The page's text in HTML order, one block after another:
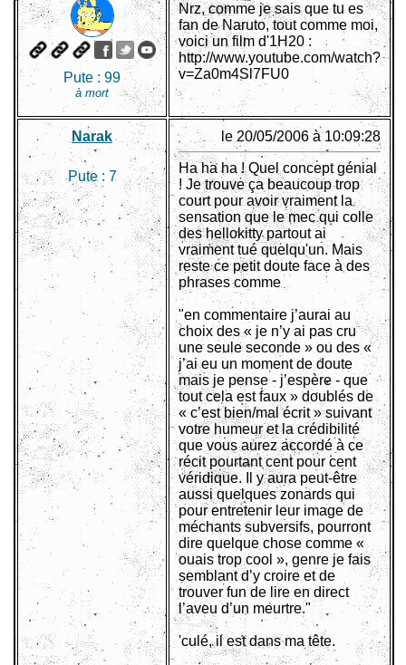
Pute : 99
à mort
Nrz, comme je sais que tu es
fan de Naruto, tout comme moi,
voici un film d'1H20 :
http://www.youtube.com/watch?
v=Za0m4Sl7FU0
Narak
Pute : 7
le 20/05/2006 à 10:09:28
Ha ha ha ! Quel concept génial
! Je trouve ça beaucoup trop
court pour avoir vraiment la
sensation que le mec qui colle
des hellokitty partout ai
vraiment tué quelqu'un. Mais
reste ce petit doute face à des
phrases comme
"en commentaire j’aurai au
choix des « je n’y ai pas cru
une seule seconde » ou des «
j’ai eu un moment de doute
mais je pense - j’espère - que
tout cela est faux » doublés de
« c’est bien/mal écrit » suivant
votre humeur et la crédibilité
que vous aurez accordé à ce
récit pourtant cent pour cent
véridique. Il y aura peut-être
aussi quelques zonards qui
pour entretenir leur image de
méchants subversifs, pourront
dire quelque chose comme «
ouais trop cool », genre je fais
semblant d’y croire et de
trouver fun de lire en direct
l’aveu d’un meurtre."
'culé, il est dans ma tête.